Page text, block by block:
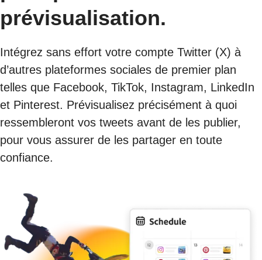
prévisualisation.
Intégrez sans effort votre compte Twitter (X) à
d’autres plateformes sociales de premier plan
telles que Facebook, TikTok, Instagram, LinkedIn
et Pinterest. Prévisualisez précisément à quoi
ressembleront vos tweets avant de les publier,
pour vous assurer de les partager en toute
confiance.